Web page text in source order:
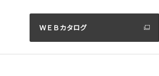
ＷＥＢカタログ